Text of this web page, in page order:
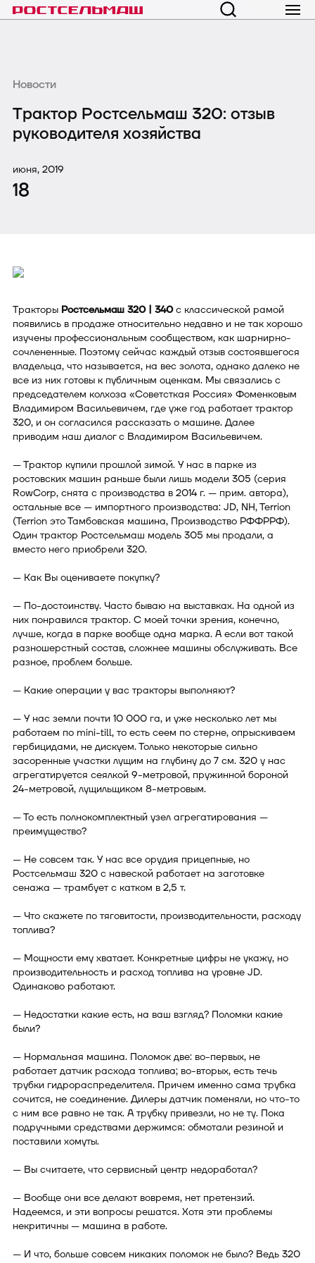
Новости
Трактор Ростсельмаш 320: отзыв
руководителя хозяйства
июня, 2019
18
Тракторы Ростсельмаш 320 | 340с классической рамой
появились в продаже относительно недавно и не так хорошо
изучены профессиональным сообществом, как шарнирно-
сочлененные. Поэтому сейчас каждый отзыв состоявшегося
владельца, что называется, на вес золота, однако далеко не
все из них готовы к публичным оценкам. Мы связались с
председателем колхоза «Советсткая Россия» Фоменковым
Владимиром Васильевичем, где уже год работает трактор
320, и он согласился рассказать о машине. Далее
приводим наш диалог с Владимиром Васильевичем.
— Трактор купили прошлой зимой. У нас в парке из
ростовских машин раньше были лишь модели 305 (серия
RowCorp, снята с производства в 2014 г. — прим. автора),
остальные все — импортного производства: JD, NH, Terrion
(Terrion это Тамбовская машина, Производство РФФРРФ).
Один трактор Ростсельмаш модель 305 мы продали, а
вместо него приобрели 320.
— Как Вы оцениваете покупку?
— По-достоинству. Часто бываю на выставках. На одной из
них понравился трактор. С моей точки зрения, конечно,
лучше, когда в парке вообще одна марка. А если вот такой
разношерстный состав, сложнее машины обслуживать. Все
разное, проблем больше.
— Какие операции у вас тракторы выполняют?
— У нас земли почти 10 000 га, и уже несколько лет мы
работаем по mini-till, то есть сеем по стерне, опрыскиваем
гербицидами, не дискуем. Только некоторые сильно
засоренные участки лущим на глубину до 7 см. 320 у нас
агрегатируется сеялкой 9-метровой, пружинной бороной
24-метровой, лущильщиком 8-метровым.
— То есть полнокомплектный узел агрегатирования —
преимущество?
— Не совсем так. У нас все орудия прицепные, но
Ростсельмаш 320 с навеской работает на заготовке
сенажа — трамбует с катком в 2,5 т.
— Что скажете по тяговитости, производительности, расходу
топлива?
— Мощности ему хватает. Конкретные цифры не укажу, но
производительность и расход топлива на уровне JD.
Одинаково работают.
— Недостатки какие есть, на ваш взгляд? Поломки какие
были?
— Нормальная машина. Поломок две: во-первых, не
работает датчик расхода топлива; во-вторых, есть течь
трубки гидрораспределителя. Причем именно сама трубка
сочится, не соединение. Дилеры датчик поменяли, но что-то
с ним все равно не так. А трубку привезли, но не ту. Пока
подручными средствами держимся: обмотали резиной и
поставили хомуты.
— Вы считаете, что сервисный центр недоработал?
— Вообще они все делают вовремя, нет претензий.
Надеемся, и эти вопросы решатся. Хотя эти проблемы
некритичны — машина в работе.
— И что, больше совсем никаких поломок не было? Ведь 320